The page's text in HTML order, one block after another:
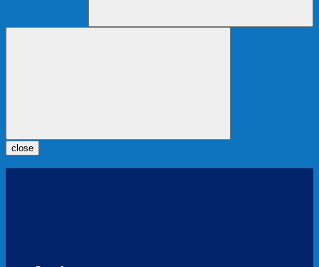
close